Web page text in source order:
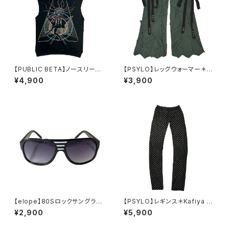
【PUBLIC BETA】ノースリーブ
フーディーCYBER GODDESS
¥4,900
【PSYLO】レッグウォーマー＊A
bstract Peco Legwarmers
¥3,900
【elope】80Sロックサングラス
（JACKSON/BK）
¥2,900
【PSYLO】レギンス＊Kafiya L
eggings
¥5,900